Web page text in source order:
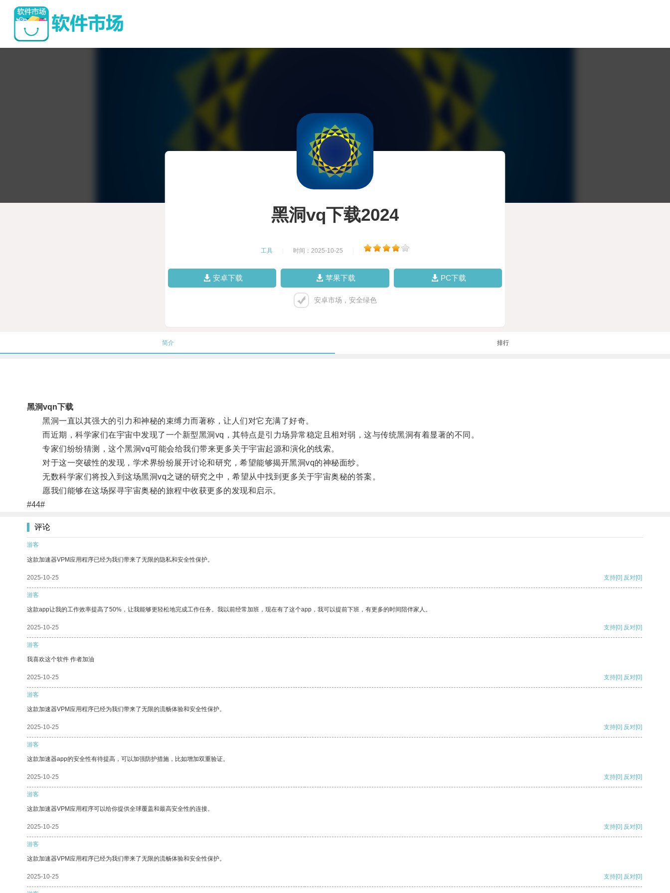
黑洞vq下载2024
工具 时间：2025-10-25
安卓下载 苹果下载 PC下载
安卓市场，安全绿色
简介 排行
黑洞vqn下载
黑洞一直以其强大的引力和神秘的束缚力而著称，让人们对它充满了好奇。
而近期，科学家们在宇宙中发现了一个新型黑洞vq，其特点是引力场异常稳定且相对弱，这与传统黑洞有着显著的不同。
专家们纷纷猜测，这个黑洞vq可能会给我们带来更多关于宇宙起源和演化的线索。
对于这一突破性的发现，学术界纷纷展开讨论和研究，希望能够揭开黑洞vq的神秘面纱。
无数科学家们将投入到这场黑洞vq之谜的研究之中，希望从中找到更多关于宇宙奥秘的答案。
愿我们能够在这场探寻宇宙奥秘的旅程中收获更多的发现和启示。
#44#
评论
游客
这款加速器VPM应用程序已经为我们带来了无限的隐私和安全性保护。
2025-10-25 支持[0] 反对[0]
游客
这款app让我的工作效率提高了50%，让我能够更轻松地完成工作任务。我以前经常加班，现在有了这个app，我可以提前下班，有更多的时间陪伴家人。
2025-10-25 支持[0] 反对[0]
游客
我喜欢这个软件 作者加油
2025-10-25 支持[0] 反对[0]
游客
这款加速器VPM应用程序已经为我们带来了无限的流畅体验和安全性保护。
2025-10-25 支持[0] 反对[0]
游客
这款加速器app的安全性有待提高，可以加强防护措施，比如增加双重验证。
2025-10-25 支持[0] 反对[0]
游客
这款加速器VPM应用程序可以给你提供全球覆盖和最高安全性的连接。
2025-10-25 支持[0] 反对[0]
游客
这款加速器VPM应用程序已经为我们带来了无限的流畅体验和安全性保护。
2025-10-25 支持[0] 反对[0]